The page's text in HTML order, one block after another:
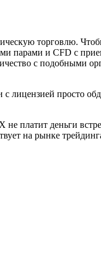
торговлю.
парами и CFD с
с подобными
лицензией просто
платит деньги
на рынке